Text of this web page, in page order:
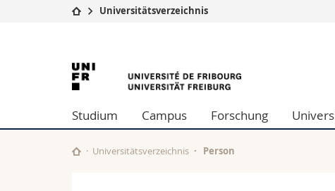
Studium
Campus
Universität
Weiterbildung
Theologische Fak.
Philosophische
Fak. für
Universitätsverzeichnis
University
of
Fribourg
Studium Campus Forschung
Universitätsverzeichnis Person